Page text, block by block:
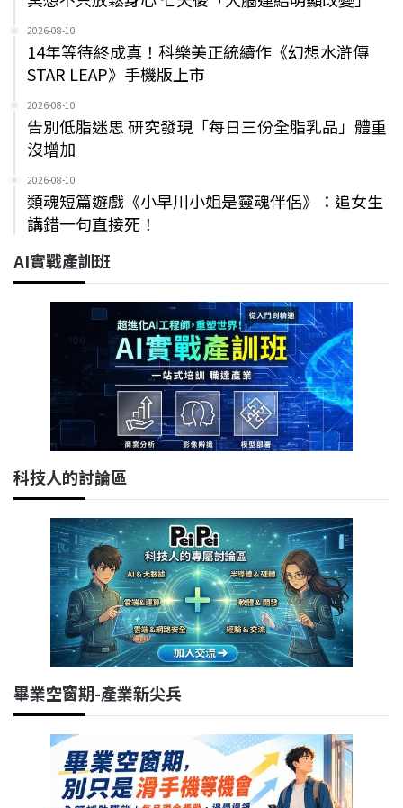
2026-08-10
14年等待終成真！科樂美正統續作《幻想水滸傳
STAR LEAP》手機版上市
2026-08-10
告別低脂迷思 研究發現「每日三份全脂乳品」體重
沒增加
2026-08-10
類魂短篇遊戲《小早川小姐是靈魂伴侶》：追女生
講錯一句直接死！
AI實戰產訓班
科技人的討論區
畢業空窗期-產業新尖兵